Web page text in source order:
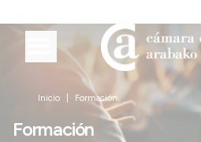
Inicio Formación
Formación